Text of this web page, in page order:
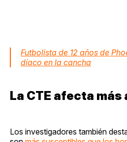
Futbolista de 12 años de
díaco en la cancha
La CTE afecta más
Los investigadores también